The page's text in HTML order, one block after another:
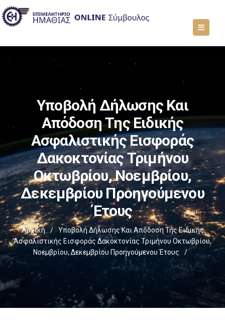
Υποβολή Δήλωσης Και
Απόδοση Της Ειδικής
Ασφαλιστικής Εισφοράς
Δακοκτονίας Τριμήνου
Οκτωβρίου, Νοεμβρίου,
Δεκεμβρίου Προηγούμενου
Έτους
Αρχική /
Υποβολή Δήλωσης Και Απόδοση Της Ειδικής
Ασφαλιστικής Εισφοράς Δακοκτονίας Τριμήνου Οκτωβρίου,
Νοεμβρίου, Δεκεμβρίου Προηγούμενου Έτους
/